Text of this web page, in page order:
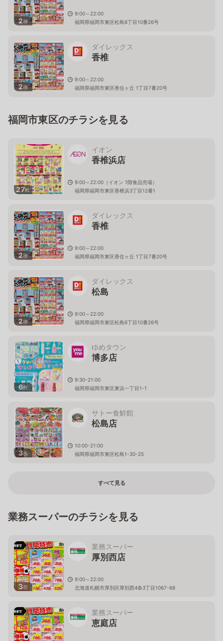
2枚
9:00～22:00
福岡県福岡市東区松島6丁目10番26号
2枚
ダイレックス
香椎
9:00～22:00
福岡県福岡市東区香住ヶ丘 1丁目7番20号
福岡市東区のチラシを見る
27枚
イオン
香椎浜店
9:00～22:00（イオン 1階食品売場）
福岡県福岡市東区香椎浜3丁目12番1
2枚
ダイレックス
香椎
9:00～22:00
福岡県福岡市東区香住ヶ丘 1丁目7番20号
2枚
ダイレックス
松島
9:00～22:00
福岡県福岡市東区松島6丁目10番26号
6枚
ゆめタウン
博多店
9:30-21:00
福岡県福岡市東区東浜一丁目1-1
3枚
サトー食鮮館
松島店
10:00-21:00
福岡県福岡市東区松島1-30-25
すべて見る
業務スーパーのチラシを見る
3枚
業務スーパー
厚別西店
9:00～22:00
北海道札幌市厚別区厚別西4条3丁目1067-68
業務スーパー
恵庭店